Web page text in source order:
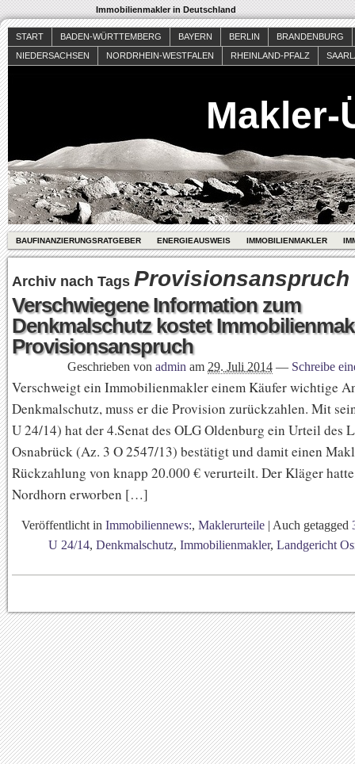
Immobilienmakler in Deutschland
START BADEN-WÜRTTEMBERG BAYERN BERLIN
BRANDENBURG
NIEDERSACHSEN
NORDRHEIN-WESTFALEN RHEINLAND-PFALZ
Makler-
BAUFINANZIERUNGSRATGEBER ENERGIEAUSWEIS IMMOBILIENMAKLER
Archiv nach Tags Provisionsanspruch
Verschwiegene Information zum
Denkmalschutz kostet
Provisionsanspruch
Geschrieben von admin am 29. Juli 2014 — Schreibe
Verschweigt ein Immobilienmakler einem Käufer wichtige
Denkmalschutz, muss er die Provision zurückzahlen. Mit
U 24/14) hat der 4.Senat des OLG Oldenburg ein Urteil des
Osnabrück (Az. 3 O 2547/13) bestätigt und damit einen
Rückzahlung von knapp 20.000 € verurteilt. Der Kläger
Nordhorn erworben […]
Veröffentlicht in Immobiliennews:, Maklerurteile | Auch getagged
U 24/14, Denkmalschutz, Immobilienmakler, Landgericht